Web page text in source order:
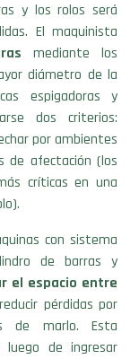
y los rolos será
El maquinista
mediante los
diámetro de la
espigadoras y
dos criterios:
por ambientes
de afectación (los
críticas en una
con sistema
de barras y
el espacio entre
pérdidas por
de marlo. Esta
luego de ingresar